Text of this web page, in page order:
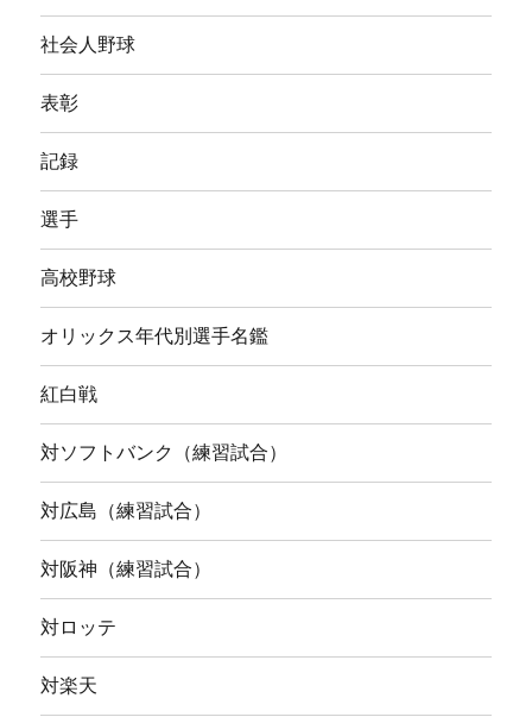
社会人野球
表彰
記録
選手
高校野球
オリックス年代別選手名鑑
紅白戦
対ソフトバンク（練習試合）
対広島（練習試合）
対阪神（練習試合）
対ロッテ
対楽天